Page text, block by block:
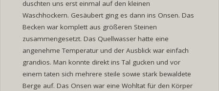
duschten uns erst einmal auf den kleinen
Waschhockern. Gesäubert ging es dann ins Onsen. Das
Becken war komplett aus größeren Steinen
zusammengesetzt. Das Quellwasser hatte eine
angenehme Temperatur und der Ausblick war einfach
grandios. Man konnte direkt ins Tal gucken und vor
einem taten sich mehrere steile sowie stark bewaldete
Berge auf. Das Onsen war eine Wohltat für den Körper